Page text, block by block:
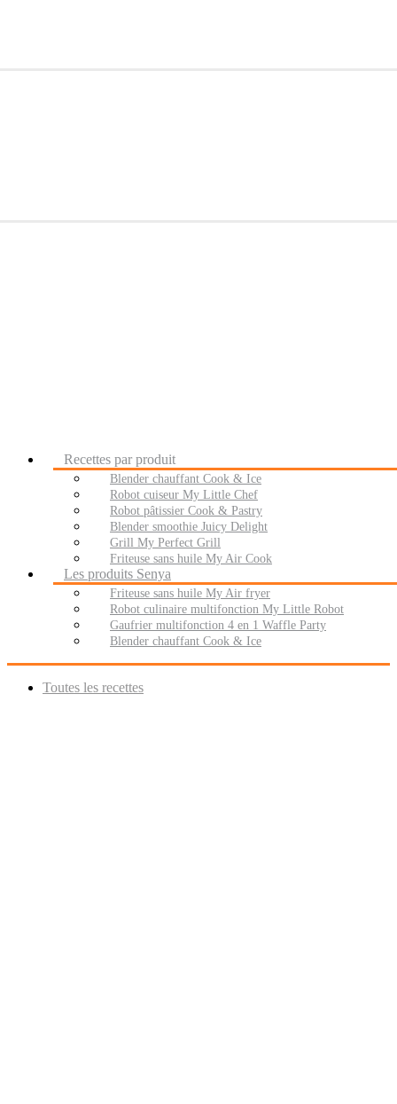
Recettes par produit
Blender chauffant Cook & Ice
Robot cuiseur My Little Chef
Robot pâtissier Cook & Pastry
Blender smoothie Juicy Delight
Grill My Perfect Grill
Friteuse sans huile My Air Cook
Les produits Senya
Friteuse sans huile My Air fryer
Robot culinaire multifonction My Little Robot
Gaufrier multifonction 4 en 1 Waffle Party
Blender chauffant Cook & Ice
Toutes les recettes